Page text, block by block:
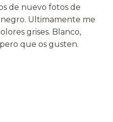
de nuevo fotos de
Ultimamente me
grises. Blanco,
que os gusten.